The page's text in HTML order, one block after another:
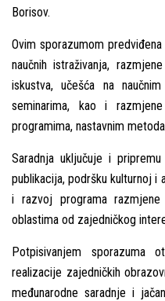
Borisov.
Ovim sporazumom
naučnih istraživanja,
iskustva, učešća na
seminarima, kao i
programima, nastavnim
Saradnja uključuje i
publikacija, podršku kulturnoj i
i razvoj programa
oblastima od zajedničkog
Potpisivanjem sporazuma
realizacije zajedničkih
međunarodne saradnje i